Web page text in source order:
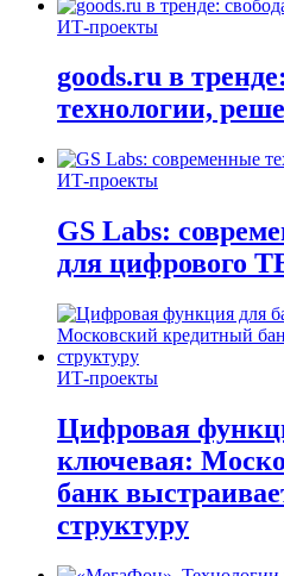
ИТ-проекты
goods.ru в
технологии,
ИТ-проекты
GS Labs:
для цифрового
ИТ-проекты
Цифровая
ключевая:
банк
структуру